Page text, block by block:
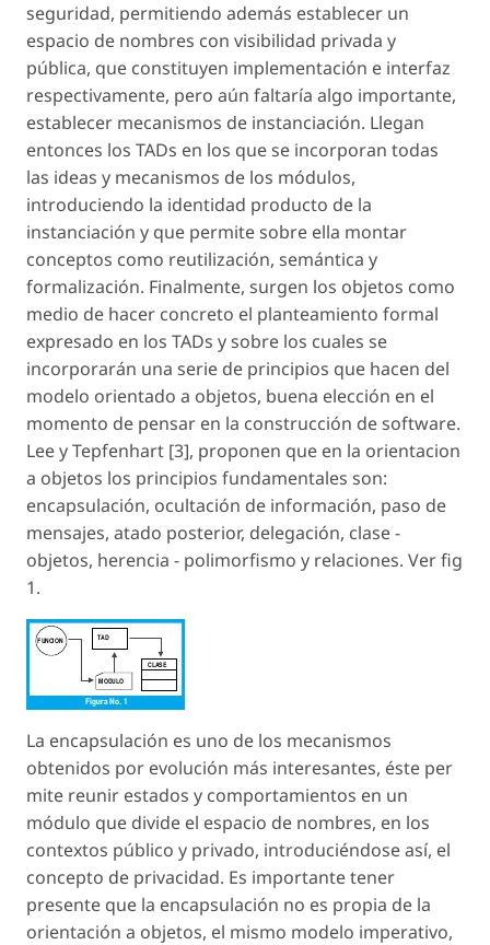
seguridad, permitiendo además establecer un
espacio de nombres con visibilidad privada y
pública, que constituyen implementación e interfaz
respectivamente, pero aún faltaría algo importante,
establecer mecanismos de instanciación. Llegan
entonces los TADs en los que se incorporan todas
las ideas y mecanismos de los módulos,
introduciendo la identidad producto de la
instanciación y que permite sobre ella montar
conceptos como reutilización, semántica y
formalización. Finalmente, surgen los objetos como
medio de hacer concreto el planteamiento formal
expresado en los TADs y sobre los cuales se
incorporarán una serie de principios que hacen del
modelo orientado a objetos, buena elección en el
momento de pensar en la construcción de software.
Lee y Tepfenhart [3], proponen que en la orientacion
a objetos los principios fundamentales son:
encapsulación, ocultación de información, paso de
mensajes, atado posterior, delegación, clase -
objetos, herencia - polimorfismo y relaciones. Ver fig
1.
La encapsulación es uno de los mecanismos
obtenidos por evolución más interesantes, éste per
mite reunir estados y comportamientos en un
módulo que divide el espacio de nombres, en los
contextos público y privado, introduciéndose así, el
concepto de privacidad. Es importante tener
presente que la encapsulación no es propia de la
orientación a objetos, el mismo modelo imperativo,